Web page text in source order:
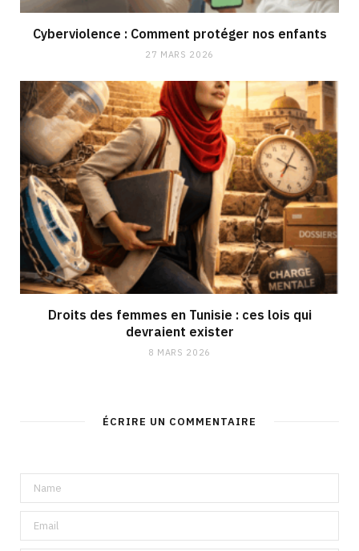
Cyberviolence : Comment protéger nos enfants
27 MARS 2026
Droits des femmes en Tunisie : ces lois qui
devraient exister
8 MARS 2026
ÉCRIRE UN COMMENTAIRE